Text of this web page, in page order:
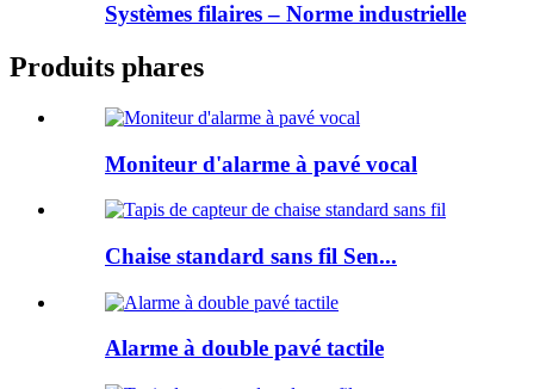
Systèmes filaires – Norme industrielle
Produits phares
Moniteur d'alarme à pavé vocal
Chaise standard sans fil Sen...
Alarme à double pavé tactile